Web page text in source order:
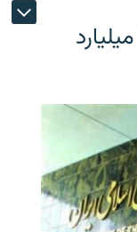
بانک مرکزی ایران گم شدن ۹ میلیارد